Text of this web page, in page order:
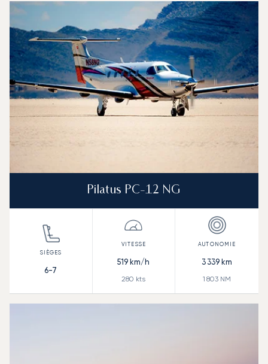
Photo de l'aéronef
Modèle d'aéronef
Sièges
Vitesse (km/h)
Vitesse (nœuds) Autonomie (km)
Autonomie (NM)
Pilatus PC-12 NG
6-7
519 km/h
280 kts
3 339 km
1 803 NM